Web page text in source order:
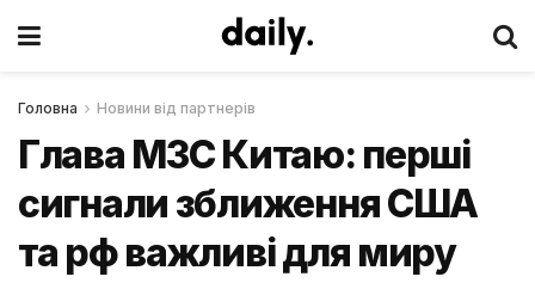
Головна Новини від партнерів
Глава МЗС Китаю: перші
сигнали зближення США
та рф важливі для миру